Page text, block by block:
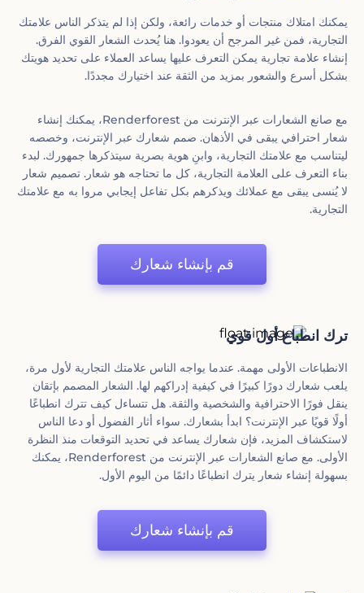
يمكنك امتلاك منتجات أو خدمات رائعة، ولكن إذا لم يتذكر الناس علامتك
التجارية، فمن غير المرجح أن يعودوا. هنا يُحدث الشعار القوي الفرق.
إنشاء علامة تجارية يمكن التعرف عليها يساعد العملاء على تحديد هويتك
بشكل أسرع والشعور بمزيد من الثقة عند اختيارك مجددًا.
مع صانع الشعارات عبر الإنترنت من Renderforest، يمكنك إنشاء
شعار احترافي يبقى في الأذهان. صمم شعارك عبر الإنترنت، وخصصه
ليتناسب مع علامتك التجارية، وابنِ هوية بصرية سيتذكرها جمهورك. لبدء
بناء التعرف على العلامة التجارية، كل ما تحتاجه هو شعار. تصميم شعار
لا يُنسى يبقى مع عملائك ويذكرهم بكل تفاعل إيجابي مروا به مع علامتك
التجارية.
قم بإنشاء شعارك
ترك انطباع أول قوي
الانطباعات الأولى مهمة. عندما يواجه الناس علامتك التجارية لأول مرة،
يلعب شعارك دورًا كبيرًا في كيفية إدراكهم لها. الشعار المصمم بإتقان
ينقل فورًا الاحترافية والشخصية والثقة. هل تتساءل كيف تترك انطباعًا
أولًا قويًا عبر الإنترنت؟ ابدأ بشعارك. سواء أثار الفضول أو دعا الناس
لاستكشاف المزيد، فإن شعارك يساعد في تحديد التوقعات منذ النظرة
الأولى. مع صانع الشعارات عبر الإنترنت من Renderforest، يمكنك
بسهولة إنشاء شعار يترك انطباعًا دائمًا من اليوم الأول.
قم بإنشاء شعارك